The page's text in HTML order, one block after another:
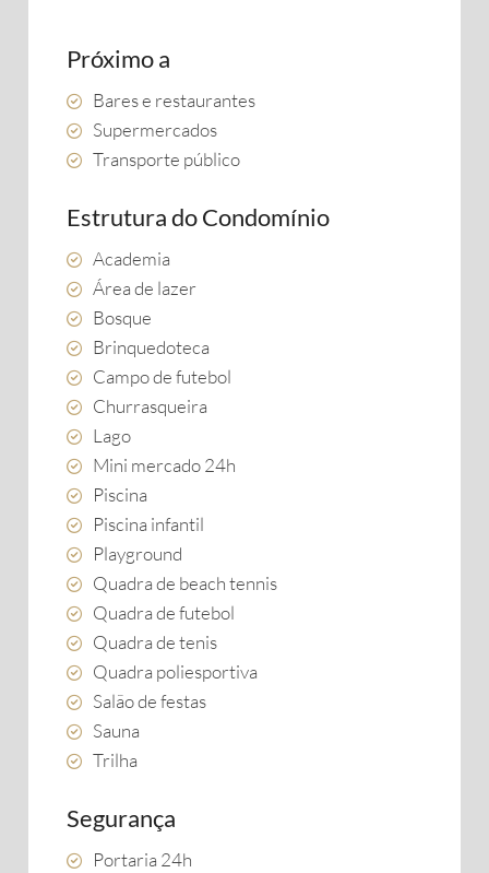
Próximo a
Bares e restaurantes
Supermercados
Transporte público
Estrutura do Condomínio
Academia
Área de lazer
Bosque
Brinquedoteca
Campo de futebol
Churrasqueira
Lago
Mini mercado 24h
Piscina
Piscina infantil
Playground
Quadra de beach tennis
Quadra de futebol
Quadra de tenis
Quadra poliesportiva
Salão de festas
Sauna
Trilha
Segurança
Portaria 24h